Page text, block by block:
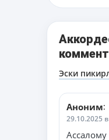
Эски
Аноним:
29.10.2025